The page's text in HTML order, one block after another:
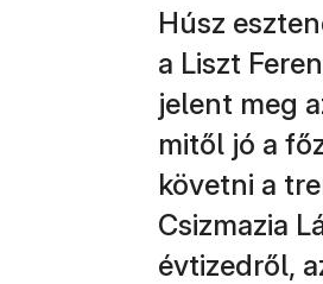
Húsz
a Liszt
jelent meg
mitől jó a
követni a
Csizmazia
évtizedről,